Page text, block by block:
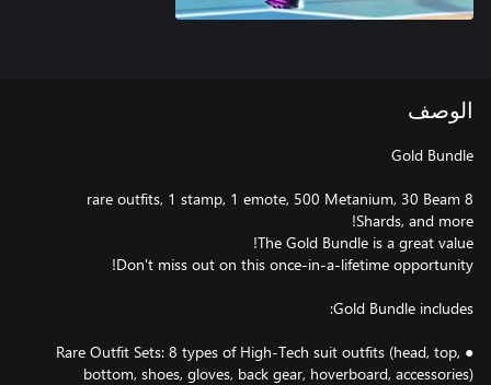
الوصف
8 rare outfits, 1 stamp, 1 emote, 500 Metanium, 30 Beam
● Rare Outfit Sets: 8 types of High-Tech suit outfits (head, top,